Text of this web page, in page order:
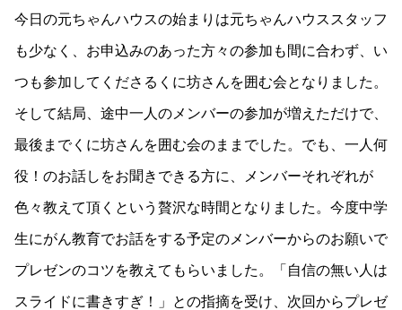
今日の元ちゃんハウスの始まりは元ちゃんハウススタッフ
も少なく、お申込みのあった方々の参加も間に合わず、い
つも参加してくださるくに坊さんを囲む会となりました。
そして結局、途中一人のメンバーの参加が増えただけで、
最後までくに坊さんを囲む会のままでした。でも、一人何
役！のお話しをお聞きできる方に、メンバーそれぞれが
色々教えて頂くという贅沢な時間となりました。今度中学
生にがん教育でお話をする予定のメンバーからのお願いで
プレゼンのコツを教えてもらいました。「自信の無い人は
スライドに書きすぎ！」との指摘を受け、次回からプレゼ